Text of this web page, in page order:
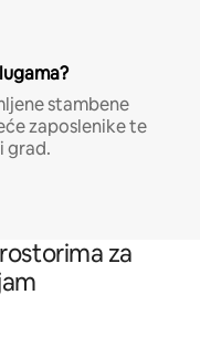
stambene
zaposlenike te
grad.
za